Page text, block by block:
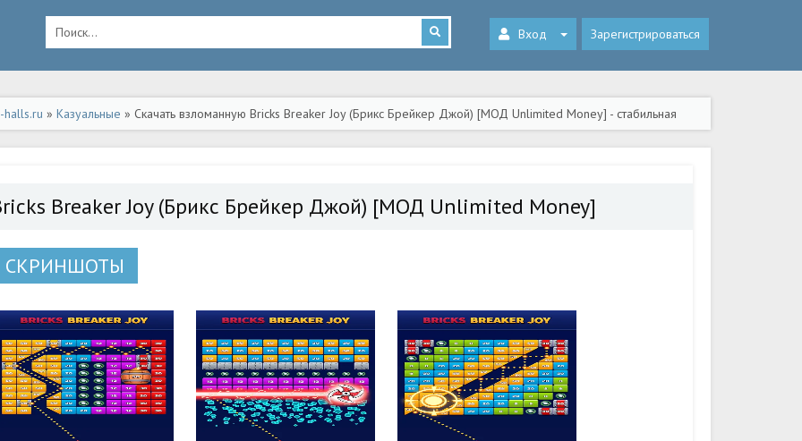
Вход Зарегистрироваться
halls.ru » Казуальные » Скачать взломанную Bricks Breaker Joy (Брикс Брейкер Джой) [МОД Unlimited Money] - стабильная
apk на Андроид
Breaker Joy (Брикс Брейкер Джой) [МОД Unlimited Money]
СКРИНШОТЫ